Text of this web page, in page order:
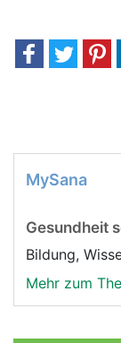
MySana
Gesundheit
Bildung,
Mehr zum